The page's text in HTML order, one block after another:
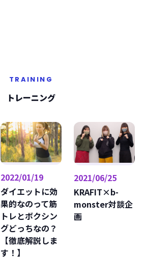
TRAINING
トレーニング
2022/01/19
ダイエットに効
果的なのって筋
トレとボクシン
グどっちなの？
【徹底解説しま
す！】
2021/06/25
KRAFIT×b-
monster対談企
画